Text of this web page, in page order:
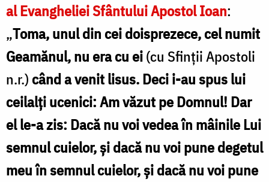
al Evangheliei Sfântului Apostol Ioan:
„Toma, unul din cei doisprezece, cel numit
Geamănul, nu era cu ei(cu Sfinții Apostoli
n.r.)când a venit lisus. Deci i-au spus lui
ceilalți ucenici: Am văzut pe Domnul! Dar
el le-a zis: Dacă nu voi vedea în mâinile Lui
semnul cuielor, și dacă nu voi pune degetul
meu în semnul cuielor, și dacă nu voi pune